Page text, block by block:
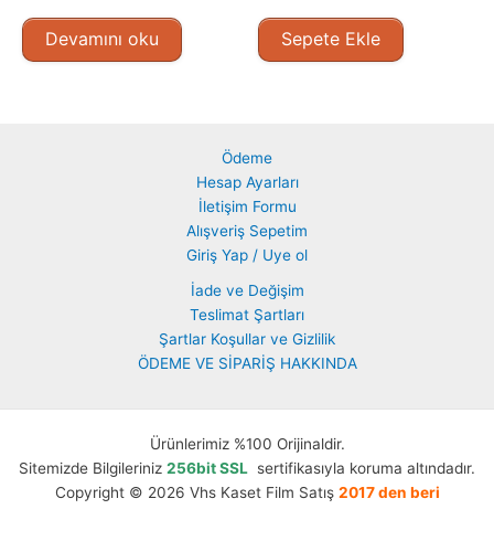
Devamını oku Sepete Ekle
Ödeme
Hesap Ayarları
İletişim Formu
Alışveriş Sepetim
Giriş Yap / Uye ol
İade ve Değişim
Teslimat Şartları
Şartlar Koşullar ve Gizlilik
ÖDEME VE SİPARİŞ HAKKINDA
Ürünlerimiz %100 Orijinaldir.
Sitemizde Bilgileriniz 256bit SSL sertifikasıyla koruma altındadır.
Copyright © 2026 Vhs Kaset Film Satış 2017 den beri